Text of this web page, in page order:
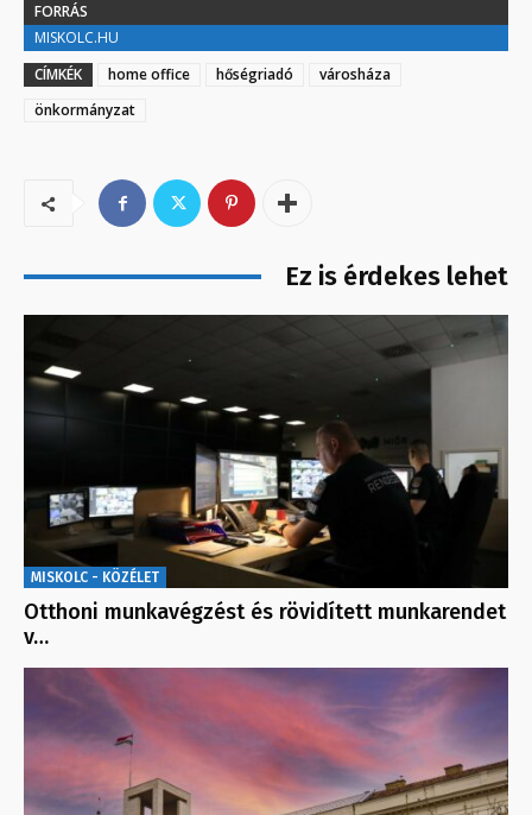
FORRÁS
MISKOLC.HU
CÍMKÉK
home office hőségriadó
városháza
önkormányzat
Ez is érdekes lehet
MISKOLC - KÖZÉLET
Otthoni munkavégzést és rövidített munkarendet
v…